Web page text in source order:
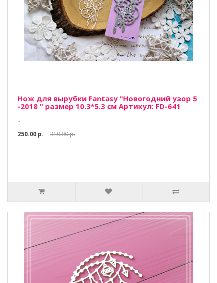
Нож для вырубки Fantasy "Новогодний узор 5
-2018 " размер 10.3*5.3 см Артикул: FD-641
..
250.00 р.
310.00 р.